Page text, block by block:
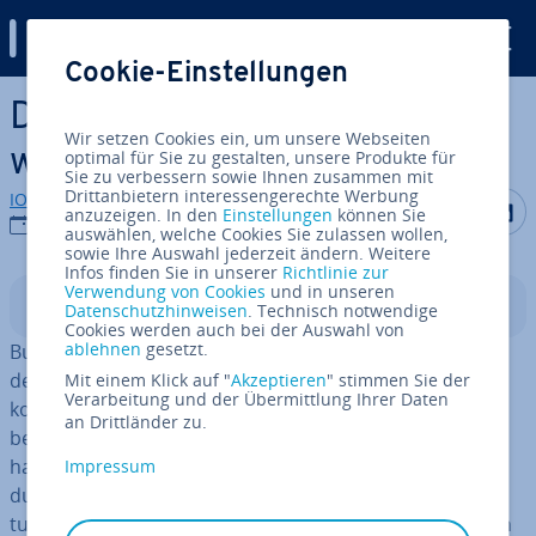
Zum Haupt­in­halt springen
Die beste Buch­hal­tungs­soft­
ware im Vergleich
IONOS Redaktion
16.09.2025
Auf Auf
In­halts­ver­zeich­nis
Buch­hal­tung ist ein komplexer, aber sehr wichtiger Teil
des Un­ter­neh­mens­all­tags. Wer seine Finanzen nicht
korrekt im Blick hat, riskiert Probleme. Un­acht­sam­keit
bei der Buchung von Ge­schäfts­vor­fäl­len kann die Buch­
hal­tung ins Wanken bringen und un­an­ge­neh­me Folgen
durch die Fi­nanz­be­hör­den nach sich ziehen. Buch­hal­
tungs­pro­gram­me er­leich­tern die Arbeit und ver­hin­dern
Cookie-Einstellungen
Wir setzen Cookies ein, um unsere Webseiten
optimal für Sie zu gestalten, unsere Produkte für
Sie zu verbessern sowie Ihnen zusammen mit
Drittanbietern interessengerechte Werbung
anzuzeigen. In den Einstellungen können Sie
auswählen, welche Cookies Sie zulassen wollen,
sowie Ihre Auswahl jederzeit ändern. Weitere
Infos finden Sie in unserer Richtlinie zur
Verwendung von Cookies und in unseren
Datenschutzhinweisen. Technisch notwendige
Cookies werden auch bei der Auswahl von
ablehnen gesetzt.
Mit einem Klick auf "Akzeptieren" stimmen Sie der
Verarbeitung und der Übermittlung Ihrer Daten
an Drittländer zu.
Impressum